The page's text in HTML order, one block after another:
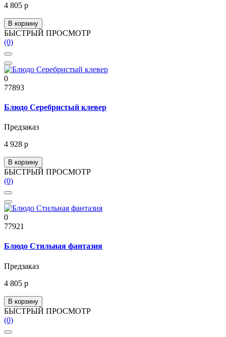
4 805 р
В корзину
БЫСТРЫЙ ПРОСМОТР
(0)
0
77893
Блюдо Серебристый клевер
Предзаказ
4 928 р
В корзину
БЫСТРЫЙ ПРОСМОТР
(0)
0
77921
Блюдо Стильная фантазия
Предзаказ
4 805 р
В корзину
БЫСТРЫЙ ПРОСМОТР
(0)